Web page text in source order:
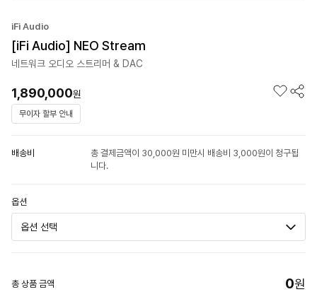
iFi Audio
[iFi Audio] NEO Stream
네트워크 오디오 스트리머 & DAC
1,890,000원
무이자 할부 안내
배송비
총 결제금액이 30,000원 미만시 배송비 3,000원이 청구됩
니다.
옵션
총 상품 금액 0원